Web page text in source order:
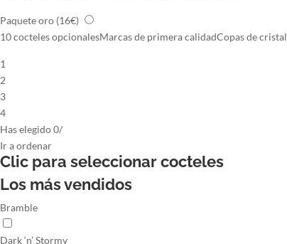
Paquete oro (16€)
10 cocteles opcionalesMarcas de primera calidadCopas de cristal
1
2
3
4
Has elegido0/
Ira ordenar
Clic para seleccionarcocteles
Los más vendidos
Bramble
Dark ‘n’ Stormy